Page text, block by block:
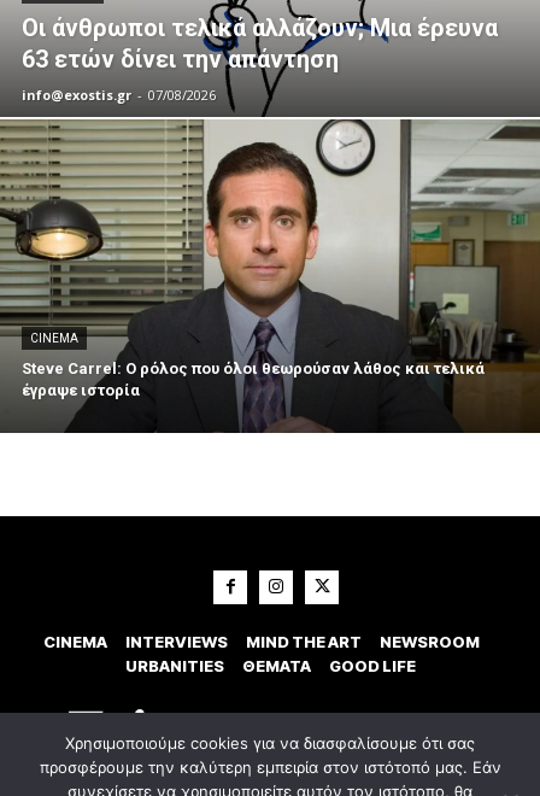
Οι άνθρωποι τελικά αλλάζουν; Μια έρευνα
63 ετών δίνει την απάντηση
info@exostis.gr - 07/08/2026
CINEMA
Steve Carrel: Ο ρόλος που όλοι θεωρούσαν λάθος και τελικά
έγραψε ιστορία
CINEMA INTERVIEWS MIND THE ART
NEWSROOM
URBANITIES
ΘΕΜΑΤΑ GOOD LIFE
Χρησιμοποιούμε cookies για να διασφαλίσουμε ότι σας
προσφέρουμε την καλύτερη εμπειρία στον ιστότοπό μας. Εάν
συνεχίσετε να χρησιμοποιείτε αυτόν τον ιστότοπο, θα